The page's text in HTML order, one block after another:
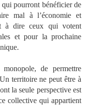
pourront bénéficier de
mal à l’économie et
à dire ceux qui votent
et pour la prochaine
de permettre
territoire ne peut être à
la seule perspective est
collective qui appartient